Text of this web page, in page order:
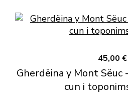
45,00 €
Gherdëina y Mont
cun i